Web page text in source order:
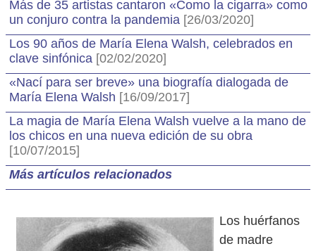
Más de 35 artistas cantaron «Como la cigarra» como
un conjuro contra la pandemia [26/03/2020]
Los 90 años de María Elena Walsh, celebrados en
clave sinfónica [02/02/2020]
«Nací para ser breve» una biografía dialogada de
María Elena Walsh [16/09/2017]
La magia de María Elena Walsh vuelve a la mano de
los chicos en una nueva edición de su obra
[10/07/2015]
Más artículos relacionados
Los huérfanos
de madre